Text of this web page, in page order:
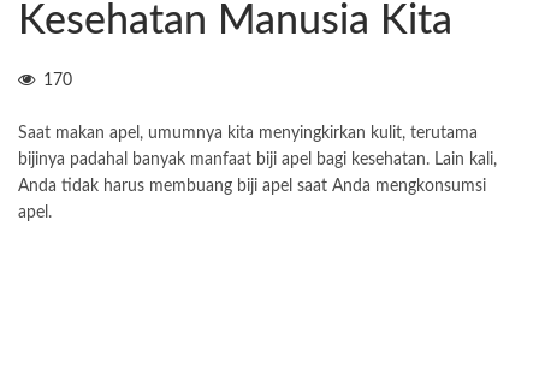
Kesehatan Manusia Kita
170
Saat makan apel, umumnya kita menyingkirkan kulit, terutama
bijinya padahal banyak manfaat biji apel bagi kesehatan. Lain kali,
Anda tidak harus membuang biji apel saat Anda mengkonsumsi
apel.